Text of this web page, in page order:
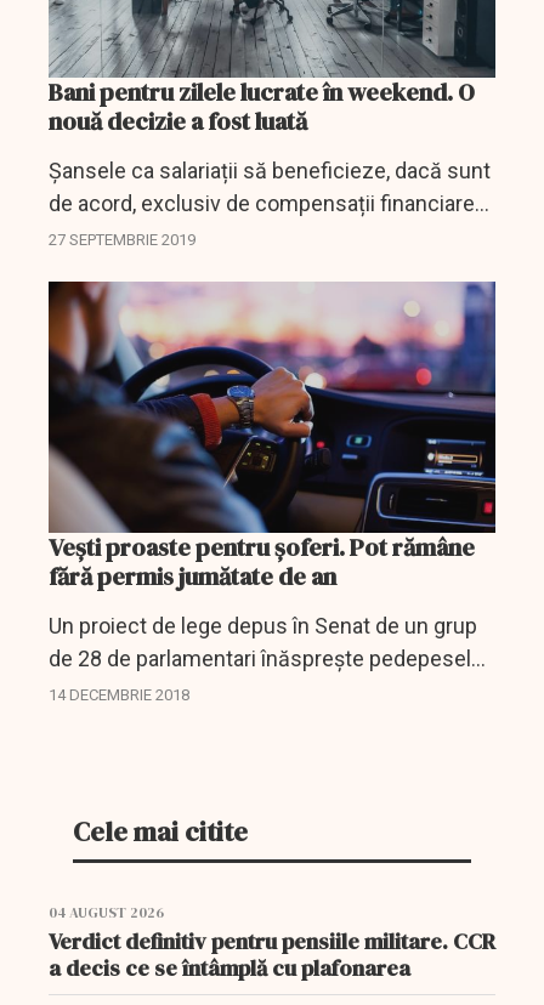
Bani pentru zilele lucrate în weekend. O
nouă decizie a fost luată
Șansele ca salariații să beneficieze, dacă sunt
de acord, exclusiv de compensații financiare
pentru zilele din weekend în care lucrează s-
27 SEPTEMBRIE 2019
Vești proaste pentru șoferi. Pot rămâne
fără permis jumătate de an
Un proiect de lege depus în Senat de un grup
de 28 de parlamentari înăsprește pedepesele
pentru șoferii prinși băuți la volan, în condițiile
14 DECEMBRIE 2018
Cele mai citite
04 AUGUST 2026
Verdict definitiv pentru pensiile militare. CCR
a decis ce se întâmplă cu plafonarea